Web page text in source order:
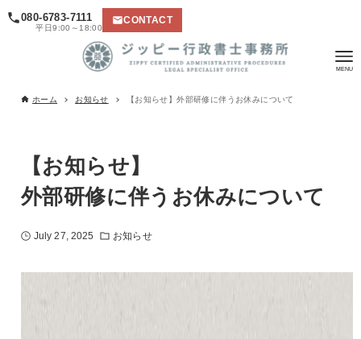
080-6783-7111
平日9:00～18:00
CONTACT
ホーム お知らせ 【お知らせ】外部研修に伴うお休みについて
【お知らせ】
外部研修に伴うお休みについて
July 27, 2025 お知らせ